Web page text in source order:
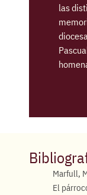
las
Marfull,
El